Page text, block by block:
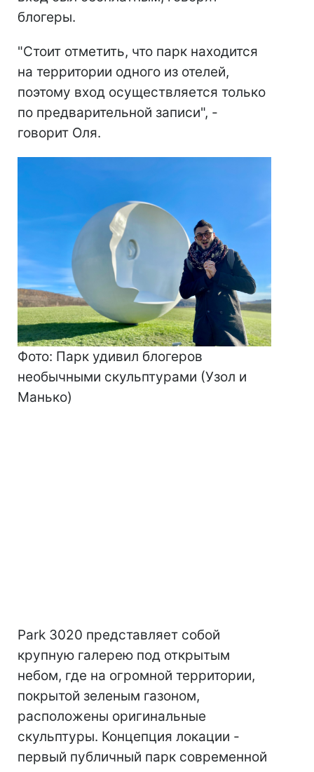
блогеры.
"Стоит отметить, что парк находится
на территории одного из отелей,
поэтому вход осуществляется только
по предварительной записи", -
говорит Оля.
Фото: Парк удивил блогеров
необычными скульптурами (Узол и
Манько)
Park 3020 представляет собой
крупную галерею под открытым
небом, где на огромной территории,
покрытой зеленым газоном,
расположены оригинальные
скульптуры. Концепция локации -
первый публичный парк современной